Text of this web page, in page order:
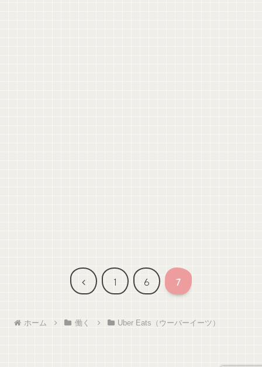
前
1 6 7
ホーム 働く Uber Eats（ウーバーイーツ）